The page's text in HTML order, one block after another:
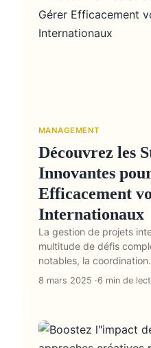
MANAGEMENT
Découvrez les
Innovantes
Efficacement
Internationaux
La gestion de projets
multitude de défis
notables, la
8 mars 2025 6 min de